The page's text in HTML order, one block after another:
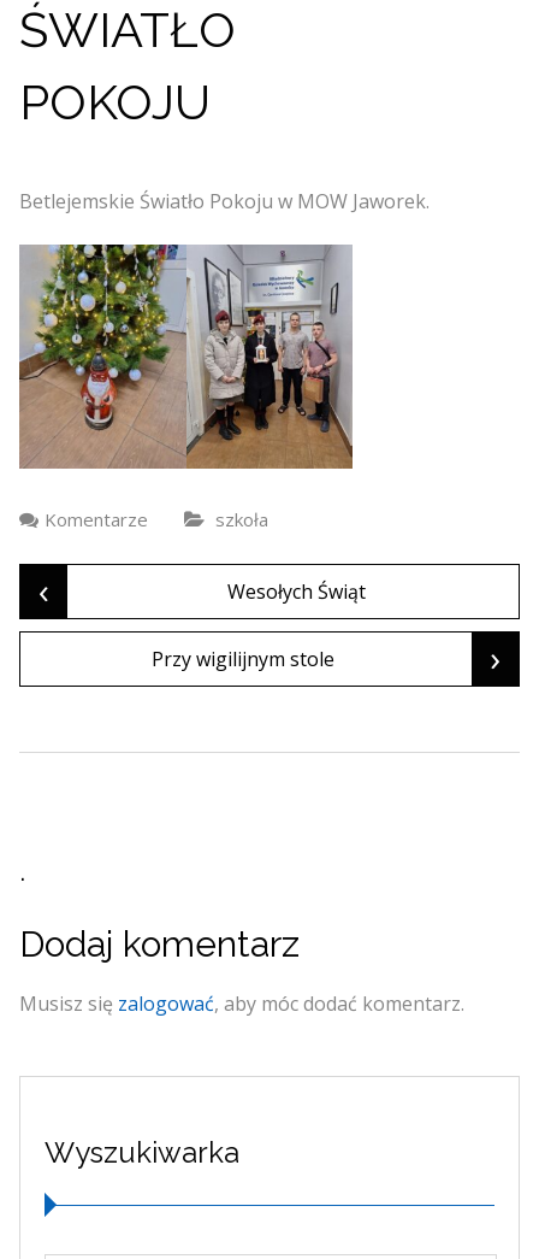
ŚWIATŁO
POKOJU
Betlejemskie Światło Pokoju w MOW Jaworek.
Komentarze szkoła
‹ Wesołych Świąt
Przy wigilijnym stole ›
.
Dodaj komentarz
Musisz się zalogować, aby móc dodać komentarz.
Wyszukiwarka